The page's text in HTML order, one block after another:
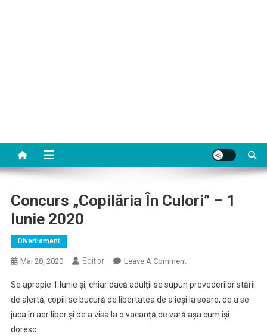
Concurs „Copilăria În Culori” – 1
Iunie 2020
Divertisment
Mai 28, 2020 Editor Leave A CommentOn
„Copilăria
În
Culori”
Se apropie 1 Iunie și, chiar dacă adulții se supun prevederilor stării
de alertă, copiii se bucură de libertatea de a ieși la soare, de a se
juca în aer liber și de a visa la o vacanță de vară așa cum își
doresc.